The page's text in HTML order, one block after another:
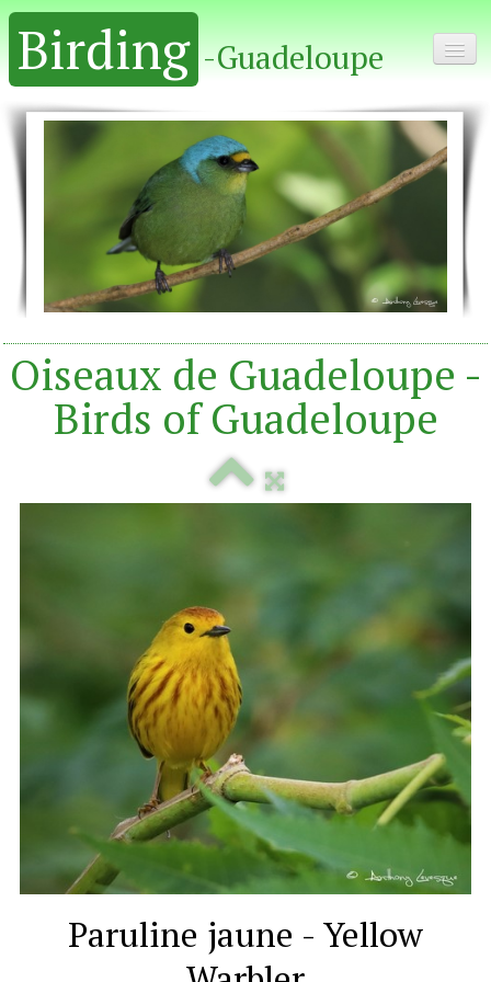
Birding -Guadeloupe
Home - Accueil
Album
Oiseaux de Guadeloupe -
Birds of Guadeloupe
Paruline jaune - Yellow